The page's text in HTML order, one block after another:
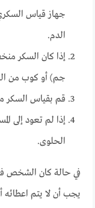
جهاز قياس
الدم.
جم) أو كوب من
قم بقياس السكر مرةً
إذا لم تعود إلى
الحلوى.
في حالة كان الشخص
يجب أن لا يتم